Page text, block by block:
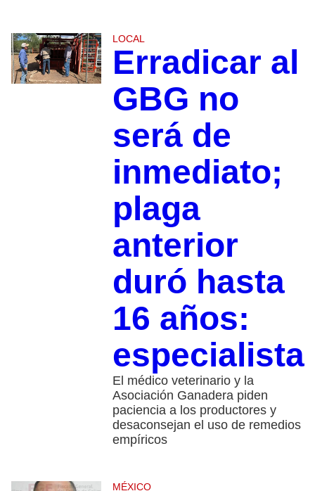
LOCAL
Erradicar al
GBG no
será de
inmediato;
plaga
anterior
duró hasta
16 años:
especialista
El médico veterinario y la
Asociación Ganadera piden
paciencia a los productores y
desaconsejan el uso de remedios
empíricos
MÉXICO